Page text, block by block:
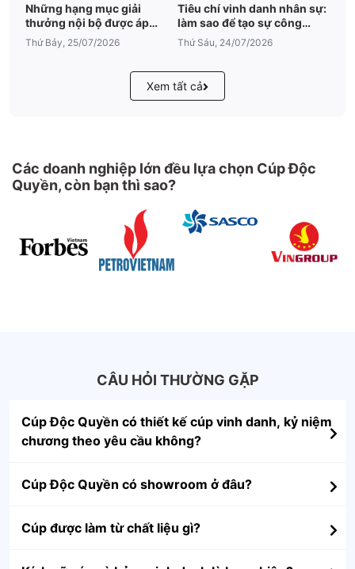
Những hạng mục giải
thưởng nội bộ được áp
dụng nhiều nhất
Thứ Bảy, 25/07/2026
Tiêu chí vinh danh nhân sự:
làm sao để tạo sự công
bằng
Thứ Sáu, 24/07/2026
Xem tất cả
Các doanh nghiệp lớn đều lựa chọn Cúp Độc
Quyền, còn bạn thì sao?
CÂU HỎI THƯỜNG GẶP
Cúp Độc Quyền có thiết kế cúp vinh danh, kỷ niệm
chương theo yêu cầu không?
Cúp Độc Quyền có showroom ở đâu?
Cúp được làm từ chất liệu gì?